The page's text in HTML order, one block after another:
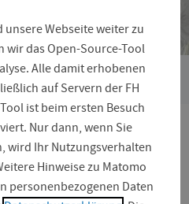
› Angewandte
an
unsere Webseite weiter zu
wir das Open-Source-Tool
Alle damit erhobenen
auf Servern der FH
ist beim ersten Besuch
Nur dann, wenn Sie
wird Ihr Nutzungsverhalten
Hinweise zu Matomo
personenbezogenen Daten